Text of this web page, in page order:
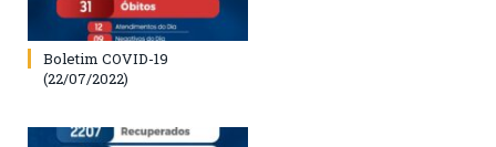
Boletim COVID-19
(22/07/2022)